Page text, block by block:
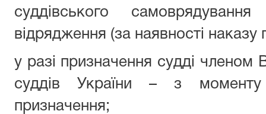
суддівського
відрядження (за наявності наказу
у разі призначення судді членом
суддів України – з
призначення;